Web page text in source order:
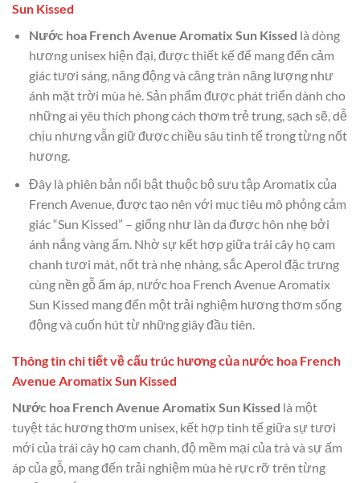
Sun Kissed
Nước hoa French Avenue Aromatix Sun Kissed là dòng
hương unisex hiện đại, được thiết kế để mang đến cảm
giác tươi sáng, năng động và căng tràn năng lượng như
ánh mặt trời mùa hè. Sản phẩm được phát triển dành cho
những ai yêu thích phong cách thơm trẻ trung, sạch sẽ, dễ
chịu nhưng vẫn giữ được chiều sâu tinh tế trong từng nốt
hương.
Đây là phiên bản nổi bật thuộc bộ sưu tập Aromatix của
French Avenue, được tạo nên với mục tiêu mô phỏng cảm
giác “Sun Kissed” – giống như làn da được hôn nhẹ bởi
ánh nắng vàng ấm. Nhờ sự kết hợp giữa trái cây họ cam
chanh tươi mát, nốt trà nhẹ nhàng, sắc Aperol đặc trưng
cùng nền gỗ ấm áp, nước hoa French Avenue Aromatix
Sun Kissed mang đến một trải nghiệm hương thơm sống
động và cuốn hút từ những giây đầu tiên.
Thông tin chi tiết về cấu trúc hương của nước hoa French
Avenue Aromatix Sun Kissed
Nước hoa French Avenue Aromatix Sun Kissed là một
tuyệt tác hương thơm unisex, kết hợp tinh tế giữa sự tươi
mới của trái cây họ cam chanh, độ mềm mại của trà và sự ấm
áp của gỗ, mang đến trải nghiệm mùa hè rực rỡ trên từng